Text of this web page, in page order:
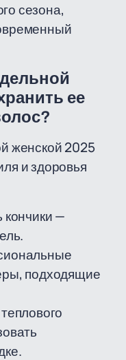
сезона,
ее
женской 2025
и здоровья
кончики —
подходящие